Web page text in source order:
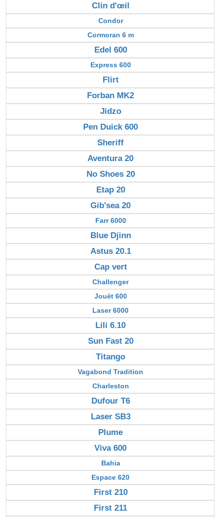
Clin d'œil
Condor
Cormoran 6 m
Edel 600
Express 600
Flirt
Forban MK2
Jidzo
Pen Duick 600
Sheriff
Aventura 20
No Shoes 20
Etap 20
Gib'sea 20
Farr 6000
Blue Djinn
Astus 20.1
Cap vert
Challenger
Jouët 600
Laser 6000
Lili 6.10
Sun Fast 20
Titango
Vagabond Tradition
Charleston
Dufour T6
Laser SB3
Plume
Viva 600
Bahia
Espace 620
First 210
First 211